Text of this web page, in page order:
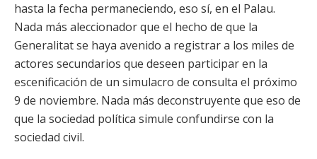
hasta la fecha permaneciendo, eso sí, en el Palau.
Nada más aleccionador que el hecho de que la
Generalitat se haya avenido a registrar a los miles de
actores secundarios que deseen participar en la
escenificación de un simulacro de consulta el próximo
9 de noviembre. Nada más deconstruyente que eso de
que la sociedad política simule confundirse con la
sociedad civil.